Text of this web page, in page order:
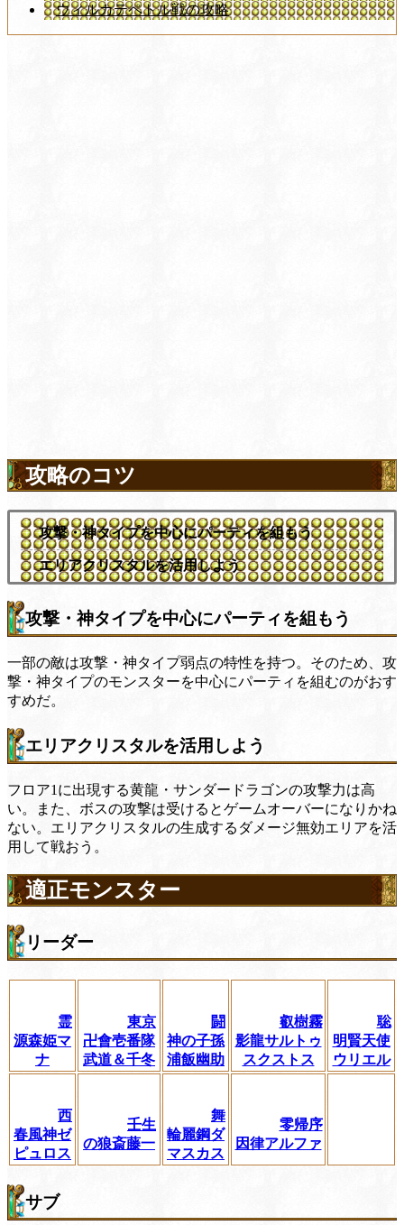
ウィルカテペトル戦の攻略
攻略のコツ
攻撃・神タイプを中心にパーティを組もう
エリアクリスタルを活用しよう
攻撃・神タイプを中心にパーティを組もう
一部の敵は攻撃・神タイプ弱点の特性を持つ。そのため、攻
撃・神タイプのモンスターを中心にパーティを組むのがおす
すめだ。
エリアクリスタルを活用しよう
フロア1に出現する黄龍・サンダードラゴンの攻撃力は高
い。また、ボスの攻撃は受けるとゲームオーバーになりかね
ない。エリアクリスタルの生成するダメージ無効エリアを活
用して戦おう。
適正モンスター
リーダー
霊
源森姫マ
ナ
東京
卍會壱番隊
武道＆千冬
闘
神の子孫
浦飯幽助
叡樹霧
影龍サルトゥ
スクストス
聡
明賢天使
ウリエル
西
春風神ゼ
ピュロス
壬生
の狼斎藤一
舞
輪麗鋼ダ
マスカス
零帰序
因律アルファ
サブ